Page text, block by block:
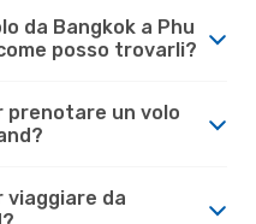
da Bangkok a Phu
posso trovarli?
prenotare un volo
viaggiare da